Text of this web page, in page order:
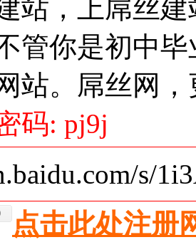
站，上屌丝
管你是初中
站。屌丝网
码: pj9j
s/
点击此处注册